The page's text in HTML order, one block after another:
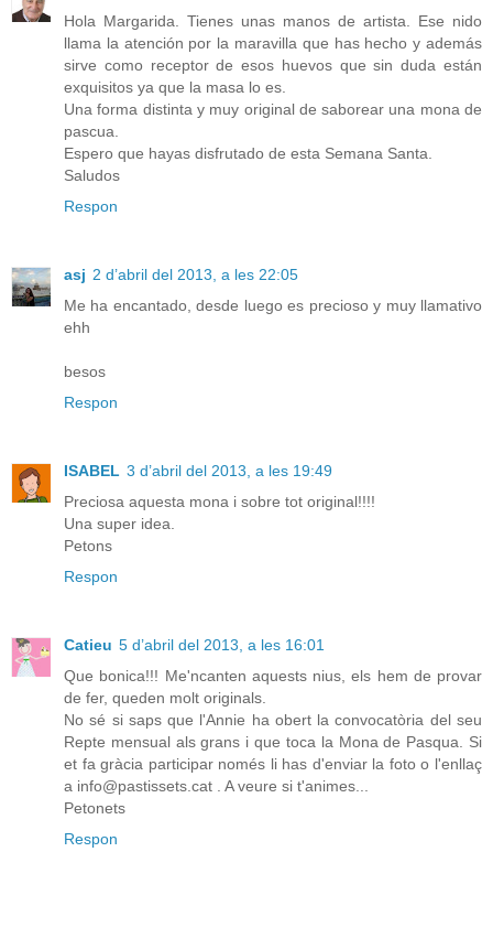
Hola Margarida. Tienes unas manos de artista. Ese nido
llama la atención por la maravilla que has hecho y además
sirve como receptor de esos huevos que sin duda están
exquisitos ya que la masa lo es.
Una forma distinta y muy original de saborear una mona de
pascua.
Espero que hayas disfrutado de esta Semana Santa.
Saludos
Respon
asj 2 d’abril del 2013, a les 22:05
Me ha encantado, desde luego es precioso y muy llamativo
ehh
besos
Respon
ISABEL 3 d’abril del 2013, a les 19:49
Preciosa aquesta mona i sobre tot original!!!!
Una super idea.
Petons
Respon
Catieu 5 d’abril del 2013, a les 16:01
Que bonica!!! Me'ncanten aquests nius, els hem de provar
de fer, queden molt originals.
No sé si saps que l'Annie ha obert la convocatòria del seu
Repte mensual als grans i que toca la Mona de Pasqua. Si
et fa gràcia participar només li has d'enviar la foto o l'enllaç
a info@pastissets.cat . A veure si t'animes...
Petonets
Respon